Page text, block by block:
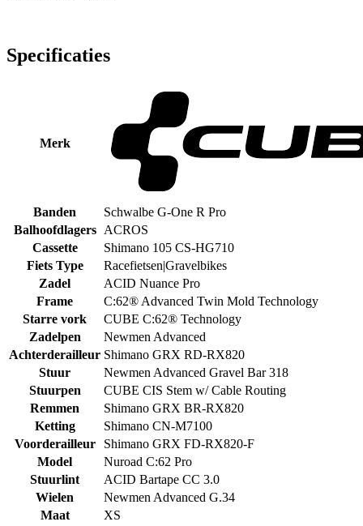
Specificaties
Merk
Banden
Schwalbe G-One R Pro
Balhoofdlagers
ACROS
Cassette
Shimano 105 CS-HG710
Fiets Type
Racefietsen|Gravelbikes
Zadel
ACID Nuance Pro
Frame
C:62® Advanced Twin Mold Technology
Starre vork
CUBE C:62® Technology
Zadelpen
Newmen Advanced
Achterderailleur Shimano GRX RD-RX820
Stuur
Newmen Advanced Gravel Bar 318
Stuurpen
CUBE CIS Stem w/ Cable Routing
Remmen
Shimano GRX BR-RX820
Ketting
Shimano CN-M7100
Voorderailleur
Shimano GRX FD-RX820-F
Model
Nuroad C:62 Pro
Stuurlint
ACID Bartape CC 3.0
Wielen
Newmen Advanced G.34
Maat
XS